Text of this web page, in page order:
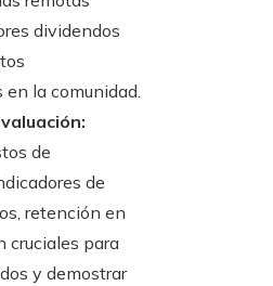
dividendos
la comunidad.
de
de
retención en
cruciales para
y demostrar